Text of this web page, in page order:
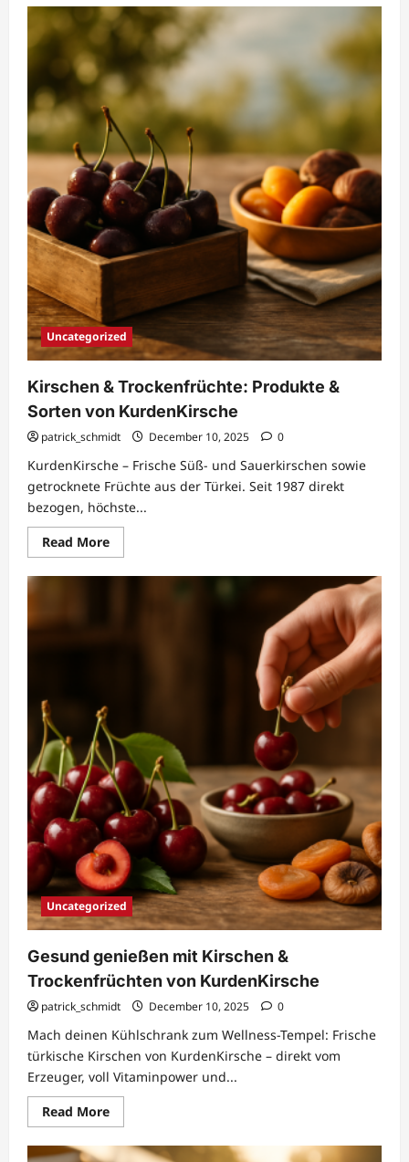
KurdenKirsche:
Vielfältiges
Trockenfrüchte-
Sortiment
1987
Uncategorized
Kirschen & Trockenfrüchte: Produkte &
Sorten von KurdenKirsche
patrick_schmidt December 10, 2025 0
KurdenKirsche – Frische Süß- und Sauerkirschen sowie
getrocknete Früchte aus der Türkei. Seit 1987 direkt
bezogen, höchste...
Read MoreRead
more
Kirschen
Uncategorized
Gesund genießen mit Kirschen &
Trockenfrüchten von KurdenKirsche
patrick_schmidt December 10, 2025 0
Mach deinen Kühlschrank zum Wellness-Tempel: Frische
türkische Kirschen von KurdenKirsche – direkt vom
Erzeuger, voll Vitaminpower und...
Read MoreRead
more
Gesund